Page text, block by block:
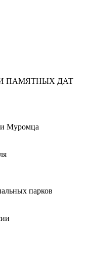
ПАМЯТНЫХ ДАТ
Муромца
парков